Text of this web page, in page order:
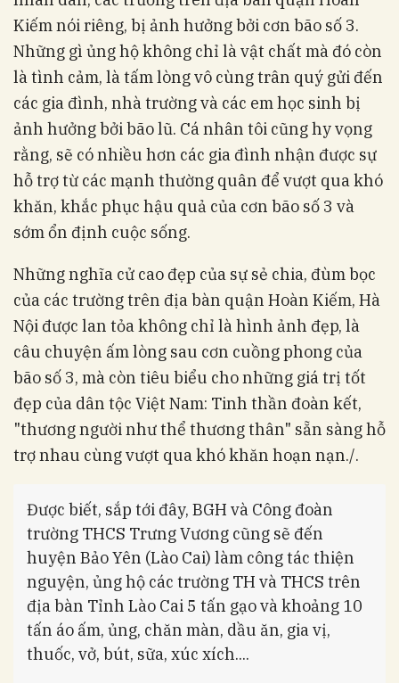
Kiếm nói riêng, bị ảnh hưởng bởi cơn bão số 3.
Những gì ủng hộ không chỉ là vật chất mà đó còn
là tình cảm, là tấm lòng vô cùng trân quý gửi đến
các gia đình, nhà trường và các em học sinh bị
ảnh hưởng bởi bão lũ. Cá nhân tôi cũng hy vọng
rằng, sẽ có nhiều hơn các gia đình nhận được sự
hỗ trợ từ các mạnh thường quân để vượt qua khó
khăn, khắc phục hậu quả của cơn bão số 3 và
sớm ổn định cuộc sống.
Những nghĩa cử cao đẹp của sự sẻ chia, đùm bọc
của các trường trên địa bàn quận Hoàn Kiếm, Hà
Nội được lan tỏa không chỉ là hình ảnh đẹp, là
câu chuyện ấm lòng sau cơn cuồng phong của
bão số 3, mà còn tiêu biểu cho những giá trị tốt
đẹp của dân tộc Việt Nam: Tinh thần đoàn kết,
"thương người như thể thương thân" sẵn sàng hỗ
trợ nhau cùng vượt qua khó khăn hoạn nạn./.
Được biết, sắp tới đây, BGH và Công đoàn
trường THCS Trưng Vương cũng sẽ đến
huyện Bảo Yên (Lào Cai) làm công tác thiện
nguyện, ủng hộ các trường TH và THCS trên
địa bàn Tỉnh Lào Cai 5 tấn gạo và khoảng 10
tấn áo ấm, ủng, chăn màn, dầu ăn, gia vị,
thuốc, vở, bút, sữa, xúc xích....